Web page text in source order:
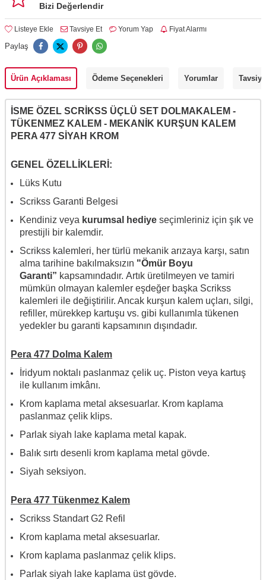
Bizi Değerlendir
Listeye Ekle Tavsiye Et Yorum Yap Fiyat Alarmı
Paylaş
Ürün Açıklaması Ödeme Seçenekleri Yorumlar
İSME ÖZEL SCRİKSS ÜÇLÜ SET DOLMAKALEM -
TÜKENMEZ KALEM - MEKANİK KURŞUN KALEM
PERA 477 SİYAH KROM
GENEL ÖZELLİKLERİ:
Lüks Kutu
Scrikss Garanti Belgesi
Kendiniz veya kurumsal hediye seçimleriniz için şık ve
prestijli bir kalemdir.
Scrikss kalemleri, her türlü mekanik arızaya karşı, satın
alma tarihine bakılmaksızın "Ömür Boyu
Garanti” kapsamındadır. Artık üretilmeyen ve tamiri
mümkün olmayan kalemler eşdeğer başka Scrikss
kalemleri ile değiştirilir. Ancak kurşun kalem uçları, silgi,
refiller, mürekkep kartuşu vs. gibi kullanımla tükenen
yedekler bu garanti kapsamının dışındadır.
Pera 477 Dolma Kalem
İridyum noktalı paslanmaz çelik uç. Piston veya kartuş
ile kullanım imkânı.
Krom kaplama metal aksesuarlar. Krom kaplama
paslanmaz çelik klips.
Parlak siyah lake kaplama metal kapak.
Balık sırtı desenli krom kaplama metal gövde.
Siyah seksiyon.
Pera 477 Tükenmez Kalem
Scrikss Standart G2 Refil
Krom kaplama metal aksesuarlar.
Krom kaplama paslanmaz çelik klips.
Parlak siyah lake kaplama üst gövde.